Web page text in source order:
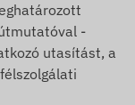
-
utasítást, a